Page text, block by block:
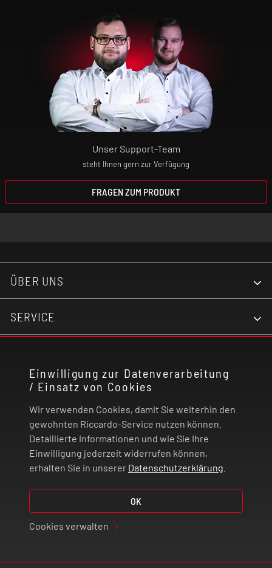
Einwilligung zur Datenverarbeitung
/ Einsatz von Cookies
Wir verwenden Cookies, damit Sie weiterhin den
gewohnten Riccardo-Service nutzen können.
Detaillierte Informationen und wie Sie Ihre
Einwilligung jederzeit widerrufen können,
erhalten Sie in unserer Datenschutzerklärung
OK
Cookies verwalten
Unser Support-Team
steht Ihnen gern zur Verfügung
FRAGEN ZUM PRODUKT
ÜBER UNS
SERVICE
RECHTLICHES
ZAHLUNG UND VERSAND
VERTRAG WIDERRUFEN
© 2026 | Riccardo Onlinestore GmbH